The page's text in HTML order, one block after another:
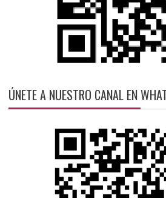
ÚNETE A NUESTRO CANAL EN